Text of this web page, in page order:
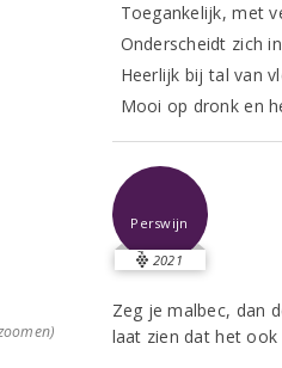
Toegankelijk, met
Onderscheidt zich
Heerlijk bij tal van
Mooi op dronk en
Perswijn
2021
Zeg je malbec, dan
laat zien dat het ook